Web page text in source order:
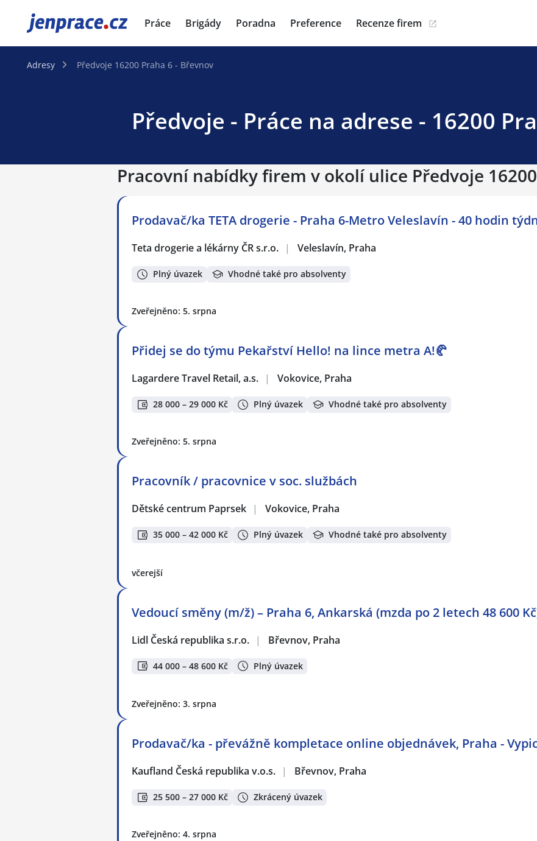
JenPráce.cz Práce Brigády Poradna Preference Recenze firem
Adresy Předvoje 16200 Praha 6 - Břevnov
Předvoje - Práce na adrese - 16200
Pracovní nabídky firem v okolí ulice Předvoje
Prodavač/ka TETA drogerie - Praha 6-Metro Veleslavín - 40 hodin
Teta drogerie a lékárny ČR s.r.o. | Veleslavín, Praha
Plný úvazek Vhodné také pro absolventy
Zveřejněno: 5. srpna
Přidej se do týmu Pekařství Hello! na lince metra A!🥐
Lagardere Travel Retail, a.s. | Vokovice, Praha
28 000 – 29 000 Kč Plný úvazek Vhodné také pro absolventy
Zveřejněno: 5. srpna
Pracovník / pracovnice v soc. službách
Dětské centrum Paprsek | Vokovice, Praha
35 000 – 42 000 Kč Plný úvazek Vhodné také pro absolventy
včerejší
Vedoucí směny (m/ž) – Praha 6, Ankarská (mzda po 2 letech 48 600
Lidl Česká republika s.r.o. | Břevnov, Praha
44 000 – 48 600 Kč Plný úvazek
Zveřejněno: 3. srpna
Prodavač/ka - převážně kompletace online objednávek, Praha -
Kaufland Česká republika v.o.s. | Břevnov, Praha
25 500 – 27 000 Kč Zkrácený úvazek
Zveřejněno: 4. srpna